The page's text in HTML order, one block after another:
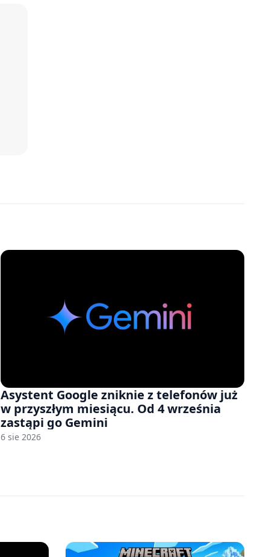
Asystent Google zniknie z telefonów już
w przyszłym miesiącu. Od 4 września
zastąpi go Gemini
6 sie 2026